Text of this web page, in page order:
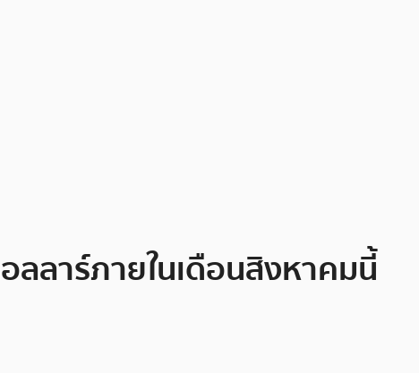
ลลาร์ภายในเดือนสิงหาคมนี้